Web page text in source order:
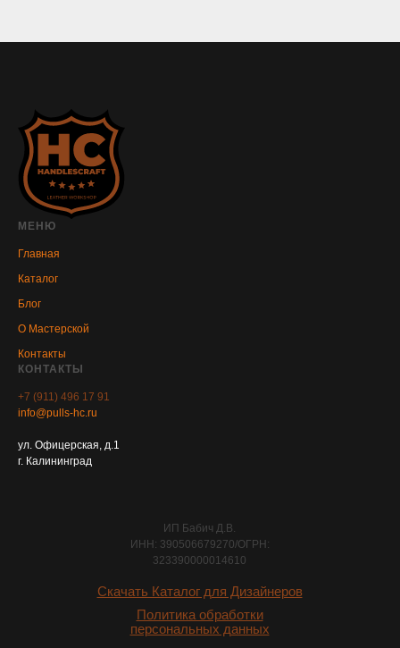
МЕНЮ
Главная
Каталог
Блог
О Мастерской
Контакты
КОНТАКТЫ
+7 (911) 496 17 91
info@pulls-hc.ru
ул. Офицерская, д.1
г. Калининград
Политика обработки
персональных данных
Скачать Каталог для Дизайнеров
ИП Бабич Д.В.
ИНН: 390506679270/ОГРН:
323390000014610